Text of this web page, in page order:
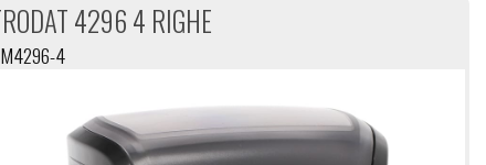
PTI- PORTATIMBRI
4296 4 RIGHE
4